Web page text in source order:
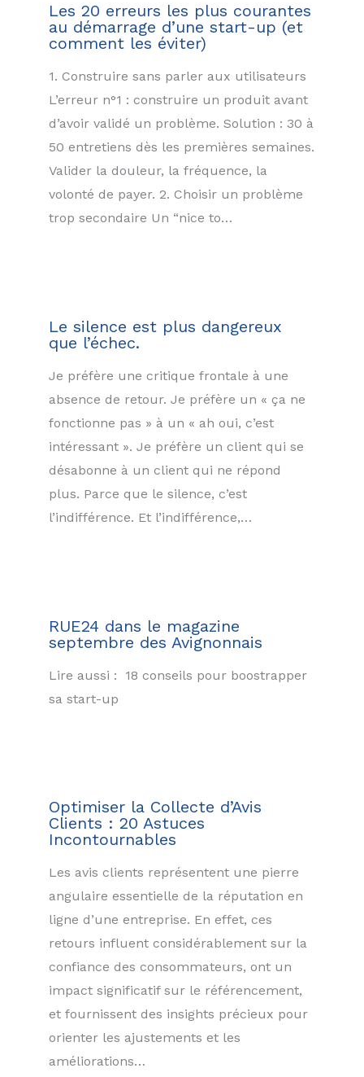
Les 20 erreurs les plus courantes
au démarrage d’une start-up (et
comment les éviter)
1. Construire sans parler aux utilisateurs
L’erreur n°1 : construire un produit avant
d’avoir validé un problème. Solution : 30 à
50 entretiens dès les premières semaines.
Valider la douleur, la fréquence, la
volonté de payer. 2. Choisir un problème
trop secondaire Un “nice to…
Le silence est plus dangereux
que l’échec.
Je préfère une critique frontale à une
absence de retour. Je préfère un « ça ne
fonctionne pas » à un « ah oui, c’est
intéressant ». Je préfère un client qui se
désabonne à un client qui ne répond
plus. Parce que le silence, c’est
l’indifférence. Et l’indifférence,…
RUE24 dans le magazine
septembre des Avignonnais
Lire aussi : 18 conseils pour boostrapper
sa start-up
Optimiser la Collecte d’Avis
Clients : 20 Astuces
Incontournables
Les avis clients représentent une pierre
angulaire essentielle de la réputation en
ligne d’une entreprise. En effet, ces
retours influent considérablement sur la
confiance des consommateurs, ont un
impact significatif sur le référencement,
et fournissent des insights précieux pour
orienter les ajustements et les
améliorations…